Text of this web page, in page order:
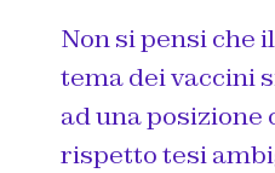
Non si pensi che
tema dei vaccini
ad una posizione
rispetto tesi